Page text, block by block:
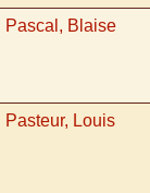
Pascal, Blaise
Pasteur, Louis